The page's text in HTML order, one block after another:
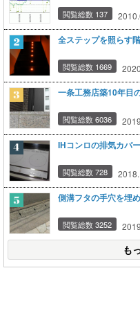
閲覧総数 137
全ステップを照らす
閲覧総数 1669
一条工務店築10年目
閲覧総数 6036
IHコンロの排気カバ
閲覧総数 728
側溝フタの手穴を埋
閲覧総数 3252
も